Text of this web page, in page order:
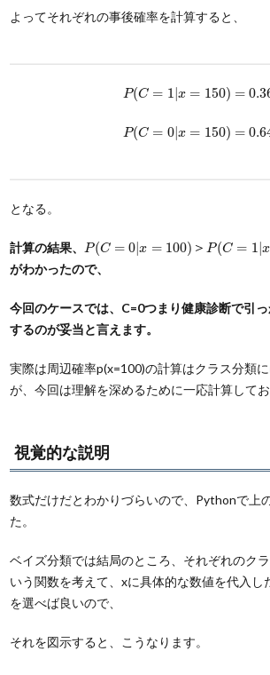
よってそれぞれの事後確率を計算すると、
P(C = 1 x = 150) =
P(C= x = ) =0.36
P(C = 0| x = 150) =
P(C= x= ) =0.64
となる。
計算の結果、 P(C = 0 |x = 100) ＞ P(C = 1 x
P(C= x = ) ＞P = 1 |x 100
がわかったので、
今回のケースでは、C=0つまり健康診断で引
するのが妥当と言えます。
実際は周辺確率p(x=100)の計算はクラス分類
が、今回は理解を深めるために一応計算してお
視覚的な説明
数式だけだとわかりづらいので、Pythonで上
た。
ベイズ分類では結局のところ、それぞれのク
いう関数を考えて、xに具体的な数値を代入し
を選べば良いので、
それを図示すると、こうなります。